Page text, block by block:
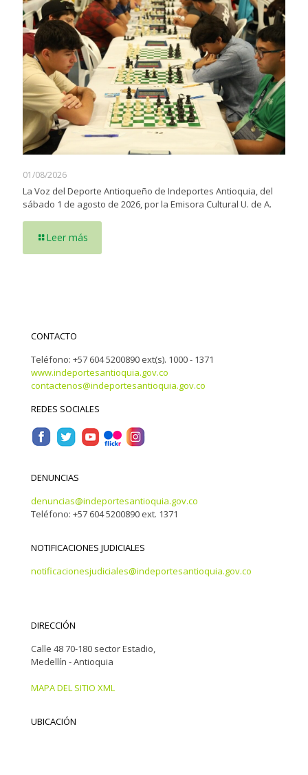
01/08/2026
La Voz del Deporte Antioqueño de Indeportes Antioquia, del
sábado 1 de agosto de 2026, por la Emisora Cultural U. de A.
Leer más
CONTACTO
Teléfono: +57 604 5200890 ext(s). 1000 - 1371
www.indeportesantioquia.gov.co
contactenos@indeportesantioquia.gov.co
REDES SOCIALES
DENUNCIAS
denuncias@indeportesantioquia.gov.co
Teléfono: +57 604 5200890 ext. 1371
NOTIFICACIONES JUDICIALES
notificacionesjudiciales@indeportesantioquia.gov.co
DIRECCIÓN
Calle 48 70-180 sector Estadio,
Medellín - Antioquia
MAPA DEL SITIO XML
UBICACIÓN